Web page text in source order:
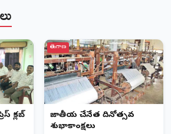
క్లబ్
తెలంగాణ
జాతీయ చేనేత దినోత్సవ
శుభాకాంక్షలు